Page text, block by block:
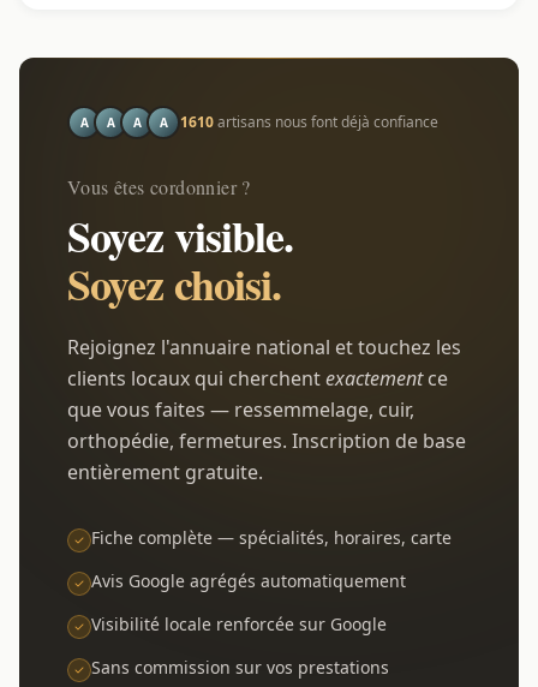
A A A A 1610artisans nous font déjà confiance
Vous êtes cordonnier ?
Soyez visible.
Soyez choisi.
Rejoignez l'annuaire national et touchez les
clients locaux qui cherchentexactementce
que vous faites — ressemmelage, cuir,
orthopédie, fermetures. Inscription de base
entièrement gratuite.
Fiche complète — spécialités, horaires, carte
Avis Google agrégés automatiquement
Visibilité locale renforcée sur Google
Sans commission sur vos prestations